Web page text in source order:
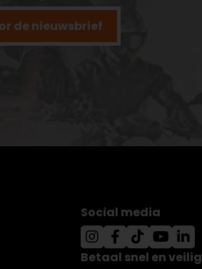
de nieuwsbrief
Social media
Betaal snel en veilig